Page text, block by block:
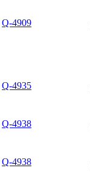
Q-4909
Q-4935
Q-4938
Q-4938